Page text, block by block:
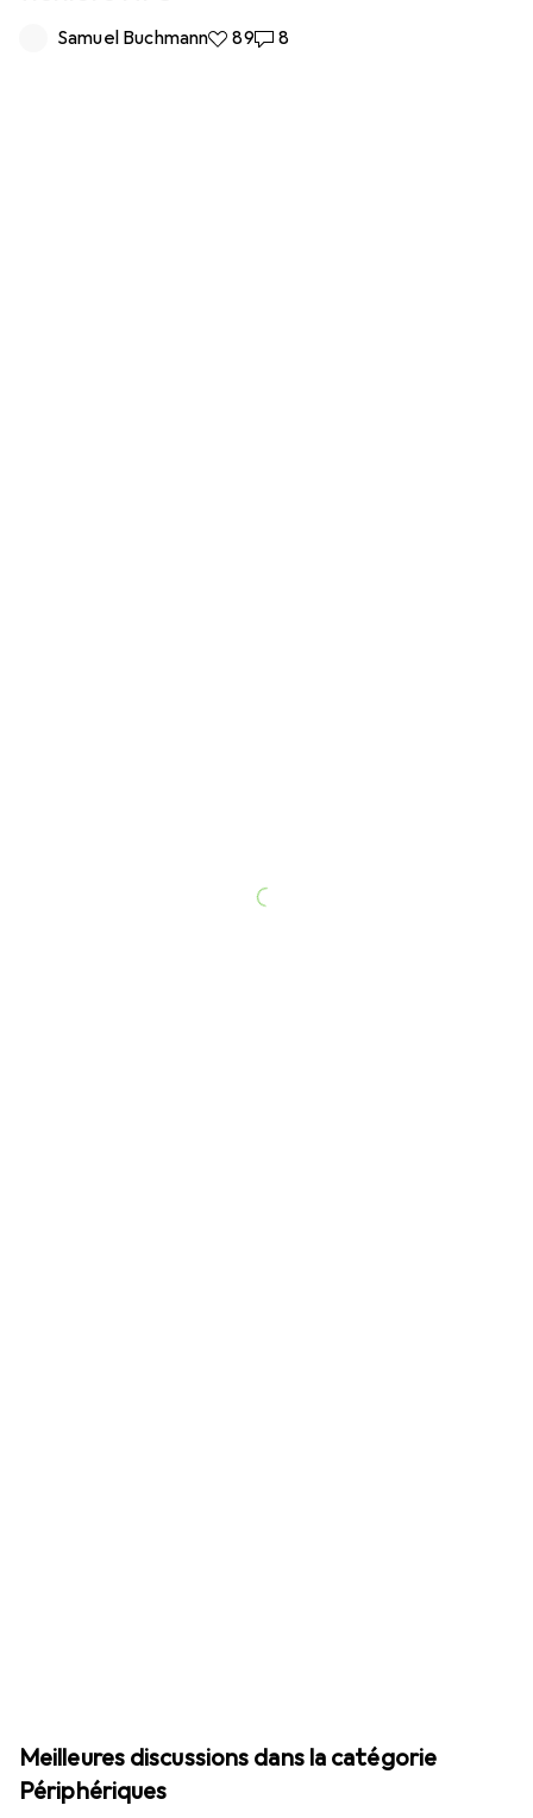
Samuel Buchmann89 likes
898 commentaires
8
Meilleures discussions dans la catégorie
Périphériques